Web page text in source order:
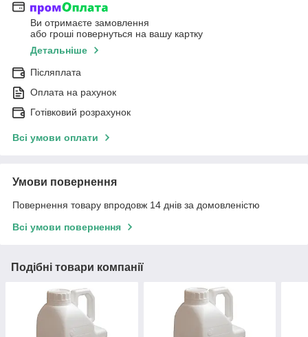
Ви отримаєте замовлення
або гроші повернуться на вашу картку
Детальніше
Післяплата
Оплата на рахунок
Готівковий розрахунок
Всі умови оплати
Умови повернення
Повернення товару впродовж 14 днів за домовленістю
Всі умови повернення
Подібні товари компанії